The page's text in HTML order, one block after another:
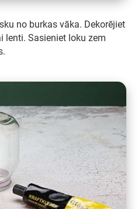
no burkas vāka. Dekorējiet
lenti. Sasieniet loku zem